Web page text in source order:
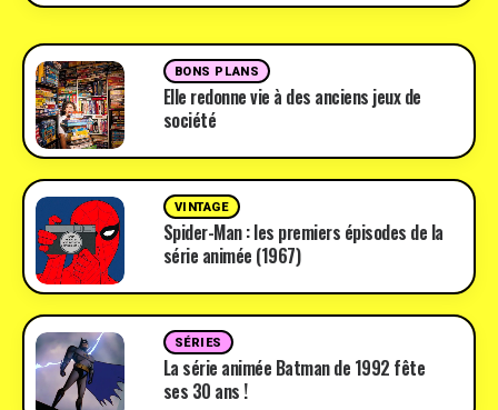
BONS PLANS
Elle redonne vie à des anciens jeux de
société
VINTAGE
Spider-Man : les premiers épisodes de la
série animée (1967)
SÉRIES
La série animée Batman de 1992 fête
ses 30 ans !